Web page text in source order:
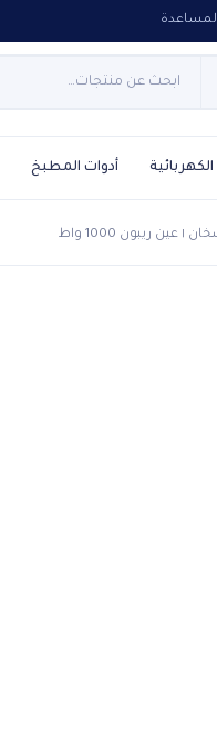
أدوات المطبخ
عين ريبون 1000 واط